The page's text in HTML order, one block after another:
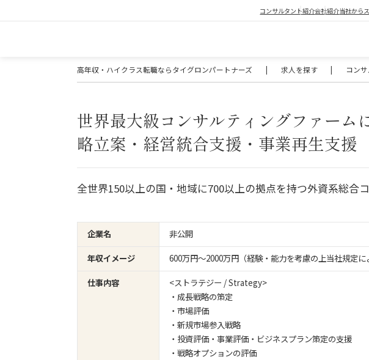
コンサルタント紹介会社紹介当社から
高年収・ハイクラス転職ならタイグロンパートナーズ | 求人を探す | コン
世界最大級コンサルティングファーム
略立案・経営統合支援・事業再生支援
全世界150以上の国・地域に700以上の拠点を持つ外資系総合
企業名
非公開
年収イメージ
600万円〜2000万円（経験・能力を考慮の上当社規定に
仕事内容
<ストラテジー / Strategy>
・成長戦略の策定
・市場評価
・新規市場参入戦略
・投資評価・事業評価・ビジネスプラン策定の支援
・戦略オプションの評価